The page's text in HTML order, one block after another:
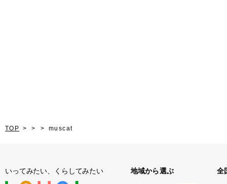
TOP muscat
いってみたい、くらしてみたい 地域から選ぶ 全